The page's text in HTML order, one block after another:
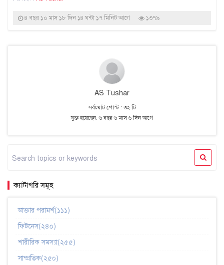
৪ বছর ১০ মাস ১৮ দিন ১৪ ঘন্টা ১৭ মিনিট আগে ১৩৭৯
AS Tushar
সর্বমোট পোস্ট : ৩২ টি
যুক্ত হয়েছেন: ৬ বছর ৬ মাস ৬ দিন আগে
ক্যাটাগরি সমূহ
ডাক্তার পরামর্শ(১১১)
ফিটনেস(২৪০)
শারীরিক সমস্যা(২৫৫)
সাম্প্রতিক(২৫০)